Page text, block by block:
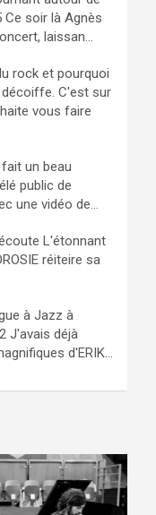
Ce soir là Agnès
laissan...
rock et pourquoi
décoiffe. C'est sur
vous faire
un beau
public de
une vidéo de...
L'étonnant
réiteire sa
à Jazz à
J'avais déjà
d'ERIK...